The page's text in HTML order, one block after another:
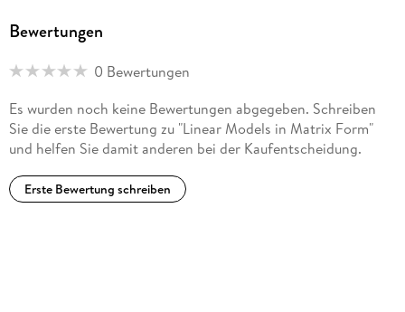
Bewertungen
0 Bewertungen
Es wurden noch keine Bewertungen abgegeben. Schreiben
Sie die erste Bewertung zu "Linear Models in Matrix Form"
und helfen Sie damit anderen bei der Kaufentscheidung.
Erste Bewertung schreiben